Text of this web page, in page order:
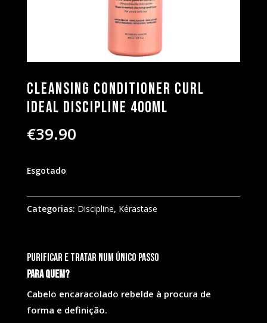
Cleansing Conditioner Curl
Ideal Discipline 400ml
€39.90
Esgotado
Categorias: Discipline, Kérastase
Purificar e tratar num único passo
Para quem?
Cabelo encaracolado rebelde à procura de
forma e definição.